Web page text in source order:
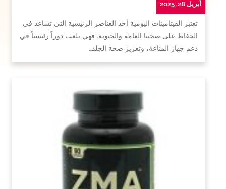
أبريل 28, 2025
تعتبر الفيتامينات اليومية أحد العناصر الرئيسية التي تساعد في
الحفاظ على صحتنا العامة والحيوية. فهي تلعب دوراً رئيسياً في
دعم جهاز المناعة، وتعزيز صحة الجلد…